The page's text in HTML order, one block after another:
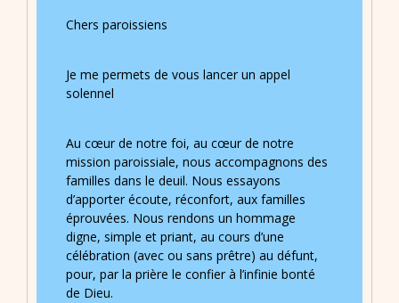
Chers paroissiens
Je me permets de vous lancer un appel
solennel
Au cœur de notre foi, au cœur de notre
mission paroissiale, nous accompagnons des
familles dans le deuil. Nous essayons
d’apporter écoute, réconfort, aux familles
éprouvées. Nous rendons un hommage
digne, simple et priant, au cours d’une
célébration (avec ou sans prêtre) au défunt,
pour, par la prière le confier à l’infinie bonté
de Dieu.